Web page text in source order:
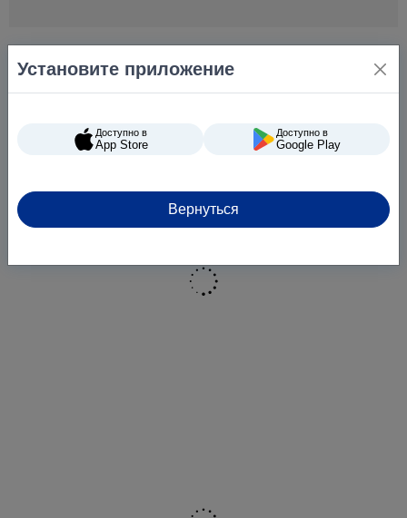
Установите приложение
Доступно в
App Store
Доступно в
Google Play
Вернуться